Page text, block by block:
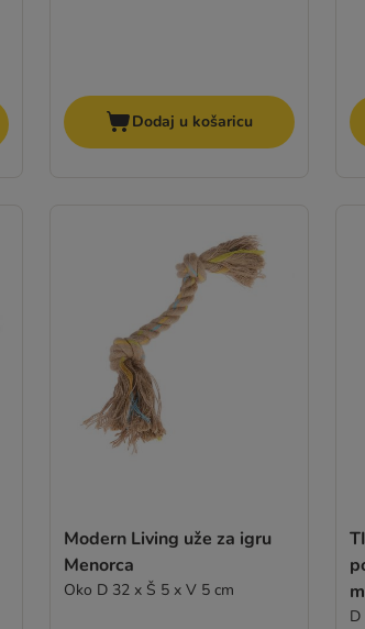
Dodaj u košaricu
Modern Living uže za igru
Menorca
Oko D 32 x Š 5 x V 5 cm